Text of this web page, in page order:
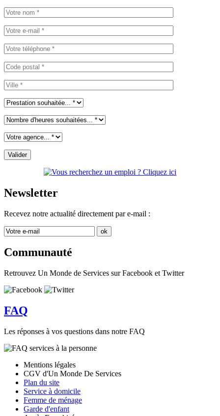
Newsletter
Recevez notre actualité directement par e-mail :
Communauté
Retrouvez Un Monde de Services sur Facebook et Twitter
FAQ
Les réponses à vos questions dans notre FAQ
Mentions légales
CGV d'Un Monde De Services
Plan du site
Service à domicile
Femme de ménage
Garde d'enfant